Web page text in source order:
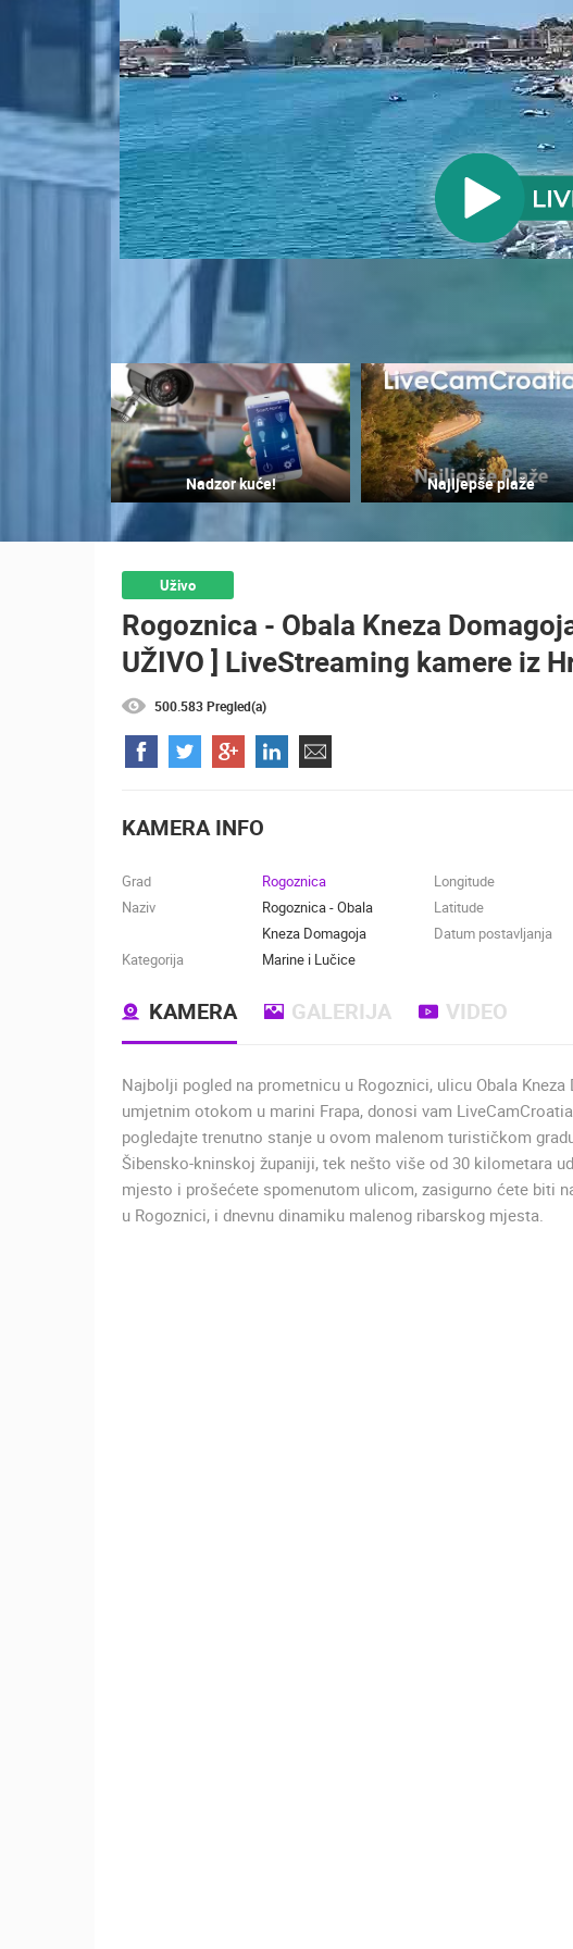
KONTAKTIRAJTE
NAS
MEDIJI O
NAMA,
NAGRADE I
PRIZNANJA
DONACIJE
ZA NOVE
KAMERE
TERMS OF
USE
PRIVACY
POLICY
BANERI
NAJNOVIJE KAMERE
UŽIVO 0 GLEDATELJ(A) UŽIVO
NAJBOLJE S WEBA GRADOVI I MJESTA HD - OKRETNE
TRANSPORT I PROMET ZNAMENITOSTI SVJETSKA
Nadzor kuće! Najljepše plaže
Uživo
Rogoznica - Obala Kneza
UŽIVO ] LiveStreaming kamere iz
500.583 Pregled(a)
KAMERA INFO
Grad
Rogoznica
Naziv
Rogoznica - Obala
Kneza Domagoja
Kategorija
Marine i Lučice
Longitude
Latitude
Datum postavljanja
KAMERA GALERIJA VIDEO
Najbolji pogled na prometnicu u Rogoznici, ulicu Obala
umjetnim otokom u marini Frapa, donosi vam
pogledajte trenutno stanje u ovom malenom turističkom
Šibensko-kninskoj županiji, tek nešto više od 30 kilometara
mjesto i prošećete spomenutom ulicom, zasigurno ćete biti
u Rogoznici, i dnevnu dinamiku malenog ribarskog mjesta.